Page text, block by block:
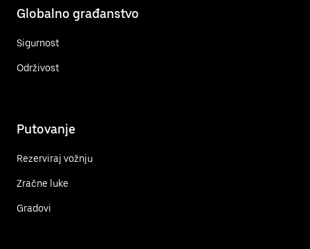
Globalno građanstvo
Sigurnost
Održivost
Putovanje
Rezerviraj vožnju
Zračne luke
Gradovi